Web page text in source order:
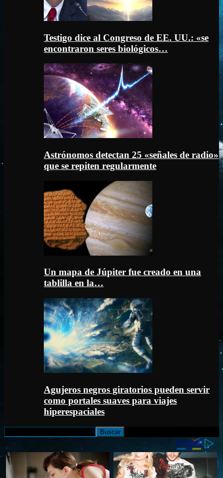
Testigo dice al Congreso de EE. UU.: «se
encontraron seres biológicos…
Astrónomos detectan 25 «señales de radio»
que se repiten regularmente
Un mapa de Júpiter fue creado en una
tablilla en la…
Agujeros negros giratorios pueden servir
como portales suaves para viajes
hiperespaciales